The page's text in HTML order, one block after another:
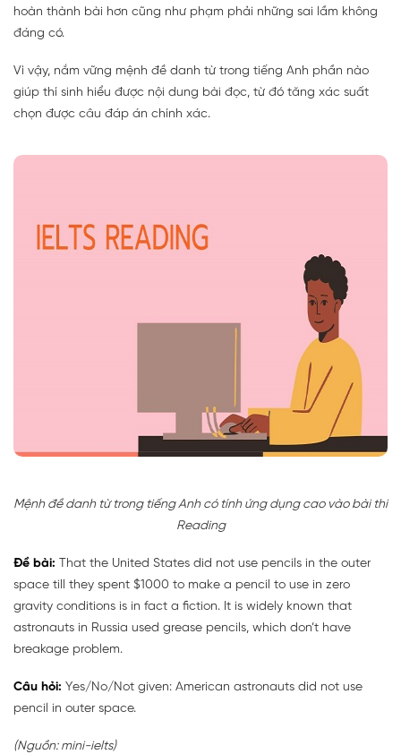
hoàn thành bài hơn cũng như phạm phải những sai lầm không
đáng có.
Vì vậy, nắm vững mệnh đề danh từ trong tiếng Anh phần nào
giúp thí sinh hiểu được nội dung bài đọc, từ đó tăng xác suất
chọn được câu đáp án chính xác.
Mệnh đề danh từ trong tiếng Anh có tính ứng dụng cao vào bài thi
Reading
Đề bài: That the United States did not use pencils in the outer
space till they spent $1000 to make a pencil to use in zero
gravity conditions is in fact a fiction. It is widely known that
astronauts in Russia used grease pencils, which don’t have
breakage problem.
Câu hỏi: Yes/No/Not given: American astronauts did not use
pencil in outer space.
(Nguồn: mini-ielts)